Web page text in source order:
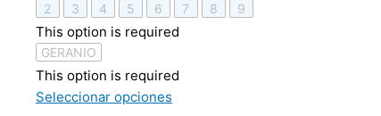
2 3 4 5 6 7 8 9
This option is required
GERANIO
This option is required
Seleccionar opciones